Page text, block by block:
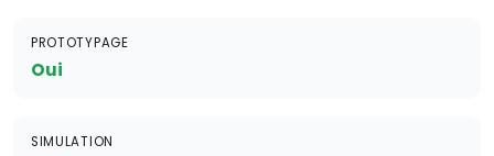
PROTOTYPAGE
Oui
SIMULATION